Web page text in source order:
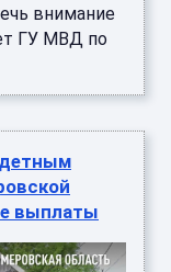
внимание
ГУ МВД по
выплаты